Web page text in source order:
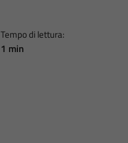
Tempo di lettura:
1 min